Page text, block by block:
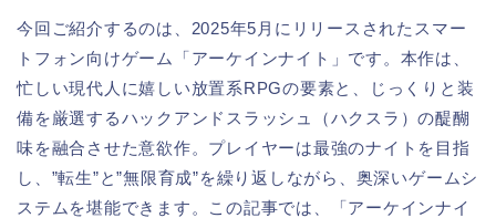
今回ご紹介するのは、2025年5月にリリースされたスマー
トフォン向けゲーム「アーケインナイト」です。本作は、
忙しい現代人に嬉しい放置系RPGの要素と、じっくりと装
備を厳選するハックアンドスラッシュ（ハクスラ）の醍醐
味を融合させた意欲作。プレイヤーは最強のナイトを目指
し、”転生”と”無限育成”を繰り返しながら、奥深いゲームシ
ステムを堪能できます。この記事では、「アーケインナイ